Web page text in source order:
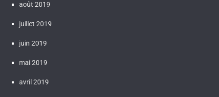
août 2019
juillet 2019
juin 2019
mai 2019
avril 2019